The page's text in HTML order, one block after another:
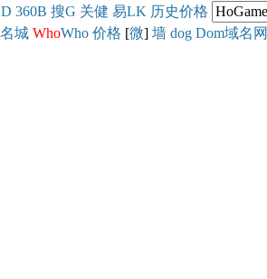
D 360B 搜G 关健 易LK 历史价格
名城 WhoWho 价格 [微] 墙 dog Dom域名网